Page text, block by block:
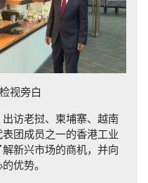
检视旁白
访老挝、柬埔寨、越南
团成员之一的香港工业
新兴市场的商机，并向
优势。